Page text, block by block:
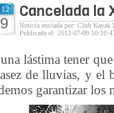
12 Cancelada la
Noticia enviada por: Club Kayak
Publicada el: 2012-07-09
lástima tener
de lluvias, y el
garantizar los